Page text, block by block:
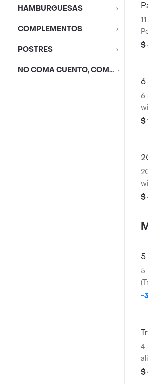
HAMBURGUESAS
COMPLEMENTOS
POSTRES
NO COMA CUENTO, COMA DESCUENTO
$
6
6
$
$
5
5
-
4
$